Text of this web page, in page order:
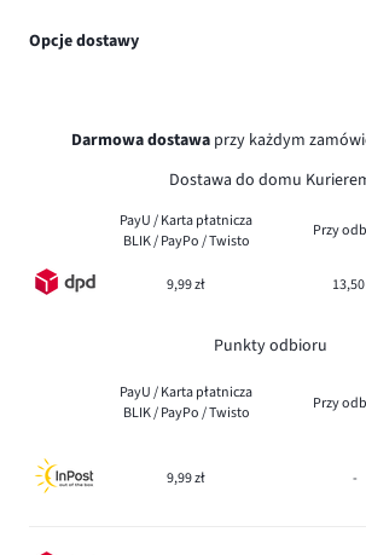
Opcje dostawy
Darmowa dostawa przy każdym
Dostawa do domu
PayU / Karta płatnicza
BLIK / PayPo / Twisto
Przy
9,99 zł 13,50
Punkty odbioru
PayU / Karta płatnicza
BLIK / PayPo / Twisto
Przy
9,99 zł -